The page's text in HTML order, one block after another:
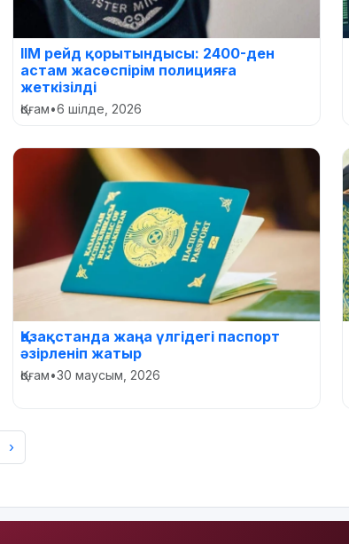
ІІМ рейд қорытындысы: 2400-ден
астам жасөспірім полицияға
жеткізілді
Қоғам•6 шілде, 2026
Қазақстанда жаңа үлгідегі паспорт
әзірленіп жатыр
Қоғам•30 маусым, 2026
›